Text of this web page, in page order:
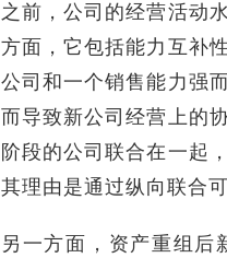
之前，公司的经营活动
方面，它包括能力互补
公司和一个销售能力强
而导致新公司经营上的
阶段的公司联合在一起
其理由是通过纵向联合
另一方面，资产重组后